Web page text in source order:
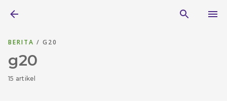
BERITA / G20
g20
15 artikel